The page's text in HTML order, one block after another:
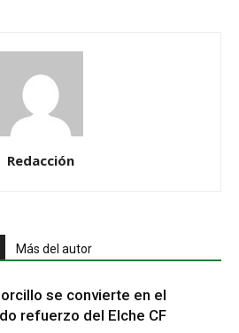
Redacción
Más del autor
se convierte en el
refuerzo del Elche CF